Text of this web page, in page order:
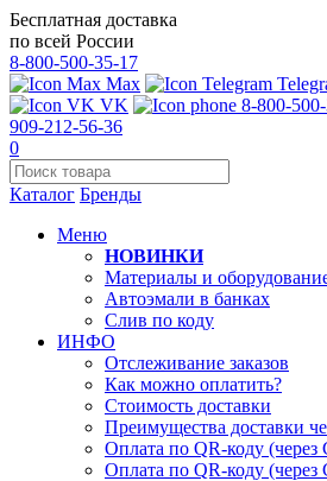
Бесплатная доставка
по всей России
8-800-500-35-17
Max
VK
8-800-
909-212-56-36
0
Каталог Бренды
Меню
НОВИНКИ
Материалы и
Автоэмали в банках
Слив по коду
ИНФО
Отслеживание заказов
Как можно оплатить?
Стоимость доставки
Преимущества доставки
Оплата по QR-коду
Оплата по QR-коду